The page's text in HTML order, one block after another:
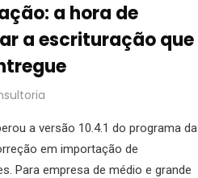
a hora de
a escrituração que
a versão 10.4.1 do programa da
em importação de
Para empresa de médio e grande